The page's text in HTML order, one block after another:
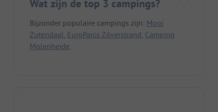
Wat zijn de top 3 campings?
Bijzonder populaire campings zijn: Mooi
Zutendaal EuroParcs Zilverstrand Camping
Molenheide